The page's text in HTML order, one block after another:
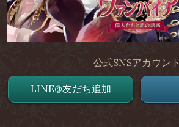
公式SNSアカウント
LINE@友だち追加